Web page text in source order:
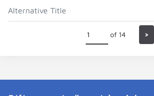
Alternative Title
of 14 >